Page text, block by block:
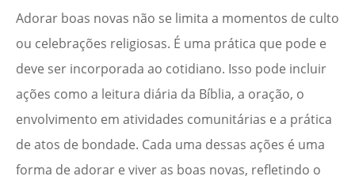
Adorar boas novas não se limita a momentos de culto
ou celebrações religiosas. É uma prática que pode e
deve ser incorporada ao cotidiano. Isso pode incluir
ações como a leitura diária da Bíblia, a oração, o
envolvimento em atividades comunitárias e a prática
de atos de bondade. Cada uma dessas ações é uma
forma de adorar e viver as boas novas, refletindo o